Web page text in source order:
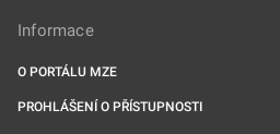
Informace
O PORTÁLU MZE
PROHLÁŠENÍ O PŘÍSTUPNOSTI